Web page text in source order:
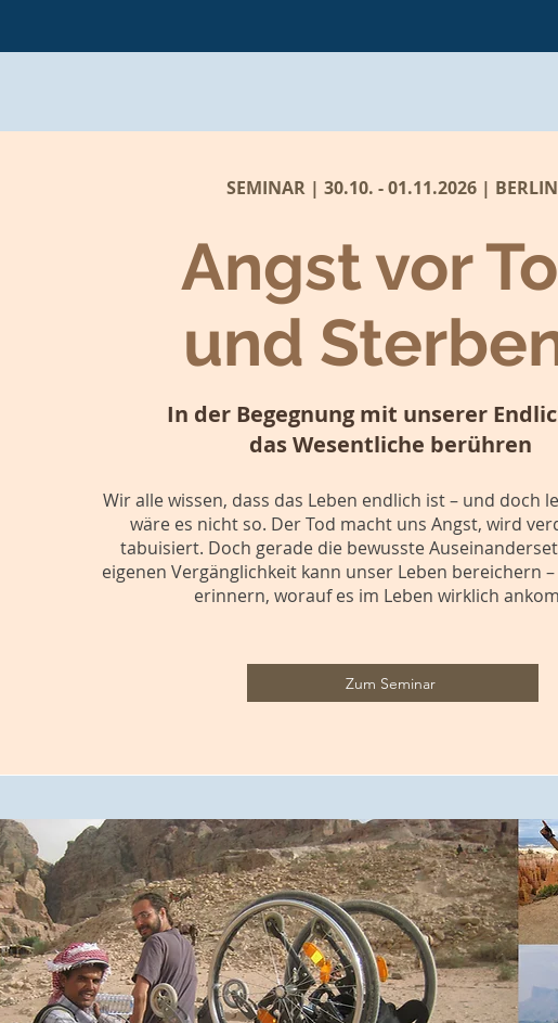
SEMINAR | 30.10. - 01.11.2026 | BERLIN
Angst vor
und
In der Begegnung mit unserer
das Wesentliche berühren
Wir alle wissen, dass das Leben endlich ist – und doch
wäre es nicht so. Der Tod macht uns Angst, wird
tabuisiert. Doch gerade die bewusste
eigenen Vergänglichkeit kann unser Leben bereichern
erinnern, worauf es im Leben wirklich
Zum Seminar